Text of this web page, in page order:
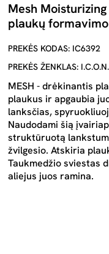
Mesh
plaukų
PREKĖS KODAS: IC6392
PREKĖS ŽENKLAS: I.C.O.N.
MESH - drėkinantis
plaukus ir apgaubia
lanksčias,
Naudodami šią
struktūruotą
žvilgesio. Atskiria
Taukmedžio sviestas
aliejus juos ramina.